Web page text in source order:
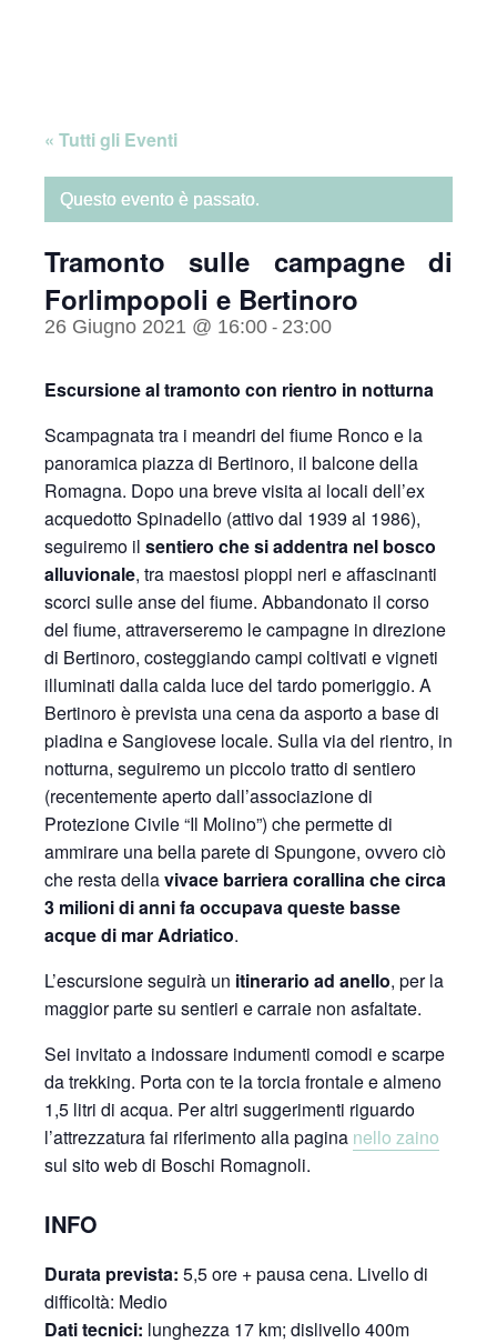
« Tutti gli Eventi
Questo evento è passato.
Tramonto sulle campagne di
Forlimpopoli e Bertinoro
26 Giugno 2021 @ 16:00 - 23:00
Escursione al tramonto con rientro in notturna
Scampagnata tra i meandri del fiume Ronco e la
panoramica piazza di Bertinoro, il balcone della
Romagna. Dopo una breve visita ai locali dell’ex
acquedotto Spinadello (attivo dal 1939 al 1986),
seguiremo il sentiero che si addentra nel bosco
alluvionale, tra maestosi pioppi neri e affascinanti
scorci sulle anse del fiume. Abbandonato il corso
del fiume, attraverseremo le campagne in direzione
di Bertinoro, costeggiando campi coltivati e vigneti
illuminati dalla calda luce del tardo pomeriggio. A
Bertinoro è prevista una cena da asporto a base di
piadina e Sangiovese locale. Sulla via del rientro, in
notturna, seguiremo un piccolo tratto di sentiero
(recentemente aperto dall’associazione di
Protezione Civile “Il Molino”) che permette di
ammirare una bella parete di Spungone, ovvero ciò
che resta dellavivace barriera corallina che circa
3 milioni di anni fa occupava queste basse
acque di mar Adriatico.
L’escursione seguirà un itinerario ad anello, per la
maggior parte su sentieri e carraie non asfaltate.
Sei invitato a indossare indumenti comodi e scarpe
da trekking. Porta con te la torcia frontale e almeno
1,5 litri di acqua. Per altri suggerimenti riguardo
l’attrezzatura fai riferimento alla pagina nello zaino
sul sito web di Boschi Romagnoli.
INFO
Durata prevista: 5,5 ore + pausa cena. Livello di
difficoltà: Medio
Dati tecnici: lunghezza 17 km; dislivello 400m